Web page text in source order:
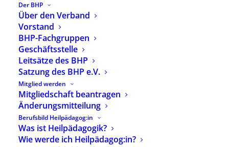
Der BHP
Über den Verband
Vorstand
BHP-Fachgruppen
Geschäftsstelle
Leitsätze des BHP
Satzung des BHP e.V.
Mitglied werden
Mitgliedschaft beantragen
Änderungsmitteilung
Berufsbild Heilpädagog:in
Was ist Heilpädagogik?
Wie werde ich Heilpädagog:in?
BHP Vorstand tagt und führt
Fachgespräch
21. Mai 2019 2 Minuten
Foto (v.l.n.r.): Cornelia Künzel, Vera Knüppel, Sandra
Kapinsky, Michaela Menth, Dr. Angela Ehlers, Heidi